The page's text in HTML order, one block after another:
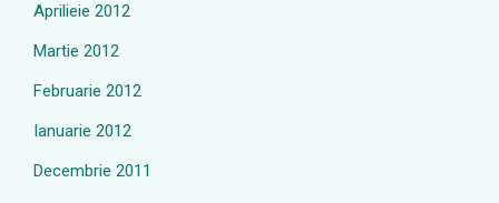
Aprilieie 2012
Martie 2012
Februarie 2012
Ianuarie 2012
Decembrie 2011